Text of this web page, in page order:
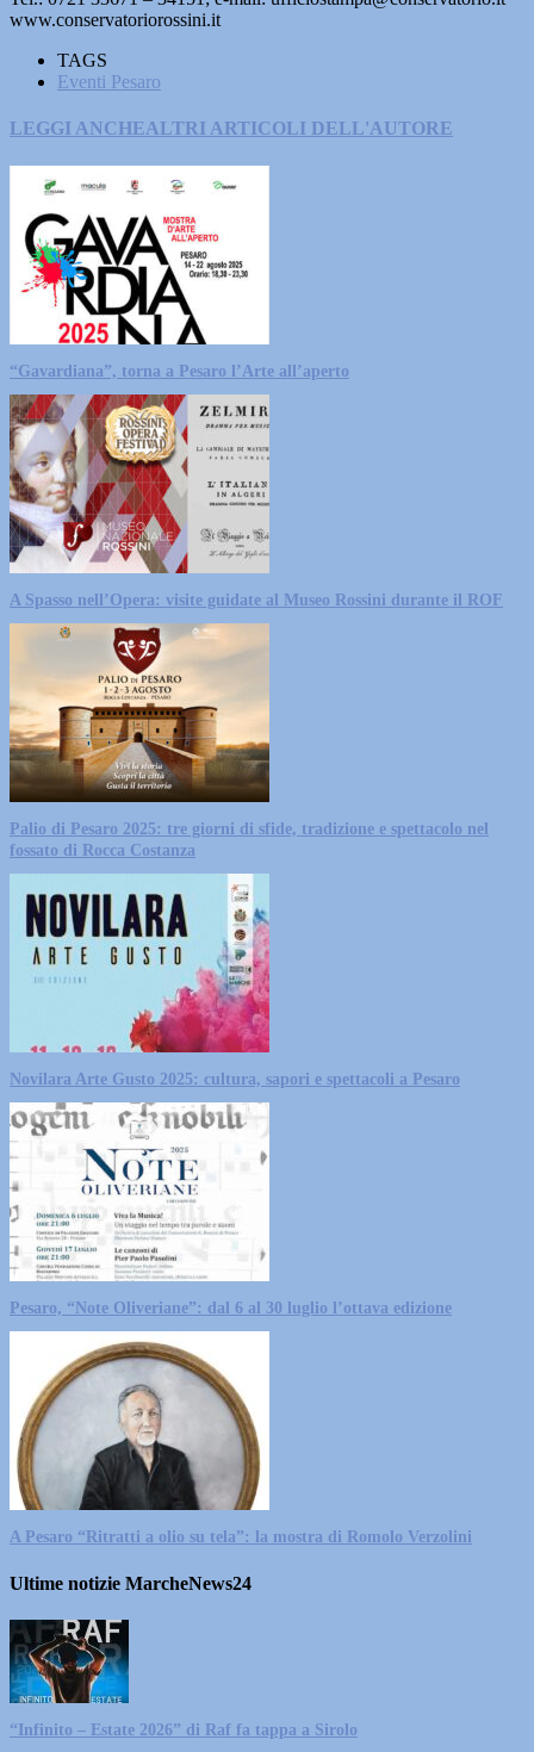
www.conservatoriorossini.it
TAGS
Eventi Pesaro
LEGGI ANCHEALTRI ARTICOLI DELL'AUTORE
“Gavardiana”, torna a Pesaro l’Arte all’aperto
A Spasso nell’Opera: visite guidate al Museo Rossini durante il ROF
Palio di Pesaro 2025: tre giorni di sfide, tradizione e spettacolo nel
fossato di Rocca Costanza
Novilara Arte Gusto 2025: cultura, sapori e spettacoli a Pesaro
Pesaro, “Note Oliveriane”: dal 6 al 30 luglio l’ottava edizione
A Pesaro “Ritratti a olio su tela”: la mostra di Romolo Verzolini
Ultime notizie MarcheNews24
“Infinito – Estate 2026” di Raf fa tappa a Sirolo